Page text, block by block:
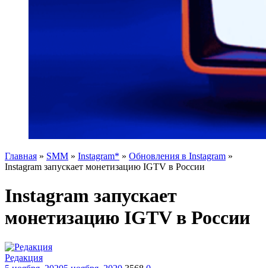
Главная » SMM » Instagram* » Обновления в Instagram »
Instagram запускает монетизацию IGTV в России
Instagram запускает
монетизацию IGTV в России
Редакция